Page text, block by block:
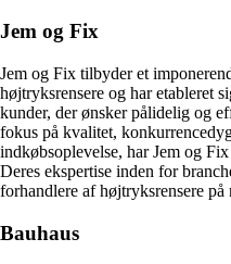
Jem og Fix
Jem og Fix tilbyder et
højtryksrensere og har etableret
kunder, der ønsker pålidelig og
fokus på kvalitet,
indkøbsoplevelse, har Jem og
Deres ekspertise inden for
forhandlere af højtryksrensere på
Bauhaus